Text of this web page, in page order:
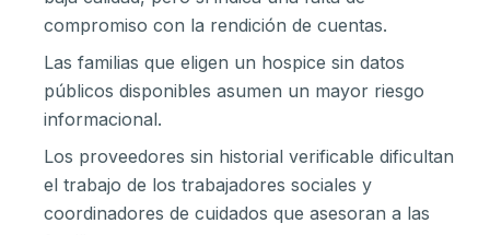
compromiso con la rendición de cuentas.
Las familias que eligen un hospice sin datos
públicos disponibles asumen un mayor riesgo
informacional.
Los proveedores sin historial verificable dificultan
el trabajo de los trabajadores sociales y
coordinadores de cuidados que asesoran a las